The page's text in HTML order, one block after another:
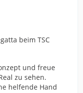
beim TSC
und freue
zu sehen.
helfende Hand